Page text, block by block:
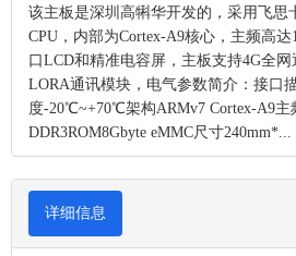
该主板是深圳高犐华开发的，采用飞思
CPU，内部为Cortex-A9核心，主频高
口LCD和精准电容屏，主板支持4G全
LORA通讯模块，电气参数简介：接口
度-20℃~+70℃架构ARMv7 Cortex-A9主
DDR3ROM8Gbyte eMMC尺寸240mm*...
详细信息